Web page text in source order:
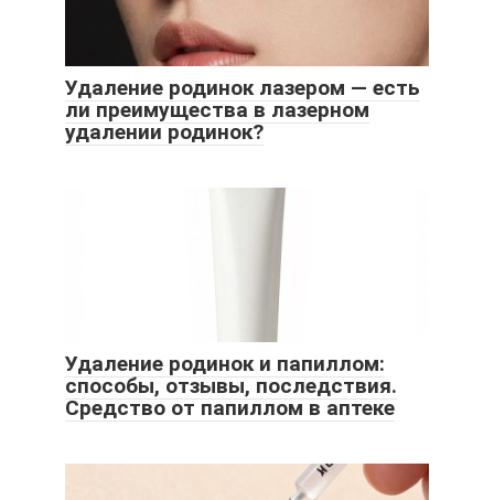
Удаление родинок лазером — есть
ли преимущества в лазерном
удалении родинок?
Удаление родинок и папиллом:
способы, отзывы, последствия.
Средство от папиллом в аптеке